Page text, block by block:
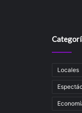
Locales